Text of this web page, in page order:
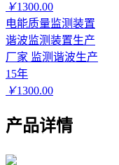
￥1300.00
电能质量监测装置
谐波监测装置生产
厂家 监测谐波生产
15年
￥1300.00
产品详情